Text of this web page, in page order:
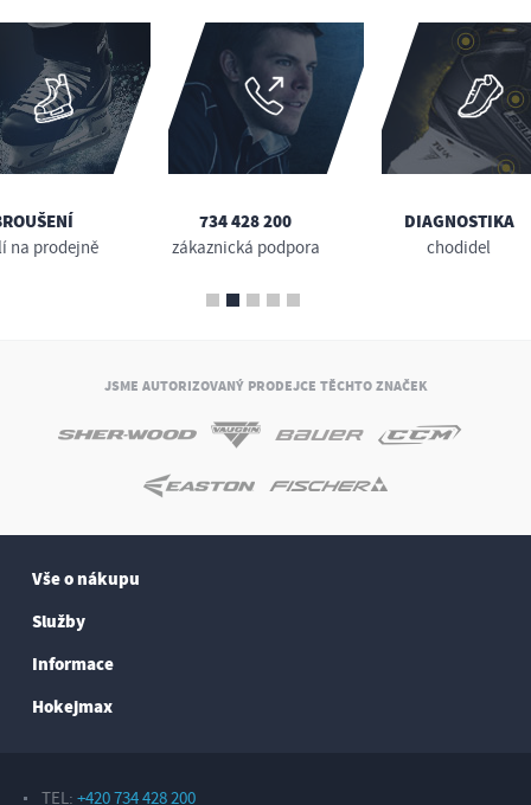
na prodejně
734 428 200
zákaznická podpora
DIAGNOSTIKA
chodidel
JSME AUTORIZOVANÝ PRODEJCE TĚCHTO ZNAČEK
Vše o nákupu
Služby
Informace
Hokejmax
TEL: +420 734 428 200